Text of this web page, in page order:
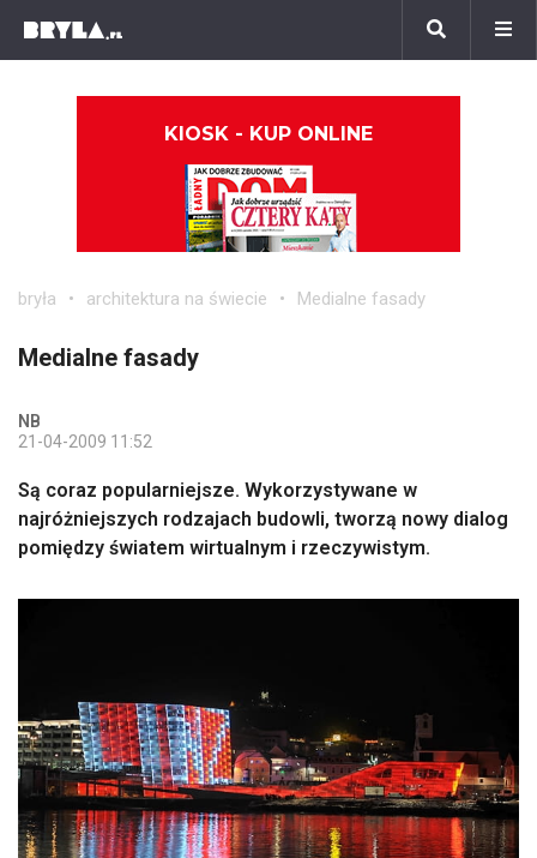
KIOSK - KUP ONLINE
bryła architektura na świecie Medialne fasady
Medialne fasady
NB
21-04-2009 11:52
Są coraz popularniejsze. Wykorzystywane w
najróżniejszych rodzajach budowli, tworzą nowy dialog
pomiędzy światem wirtualnym i rzeczywistym.